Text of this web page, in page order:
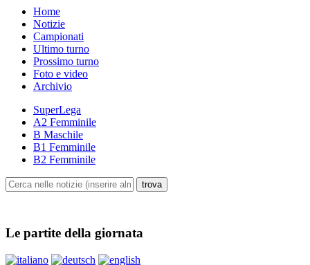
Home
Notizie
Campionati
Ultimo turno
Prossimo turno
Foto e video
Archivio
SuperLega
A2 Femminile
B Maschile
B1 Femminile
B2 Femminile
Le partite della giornata